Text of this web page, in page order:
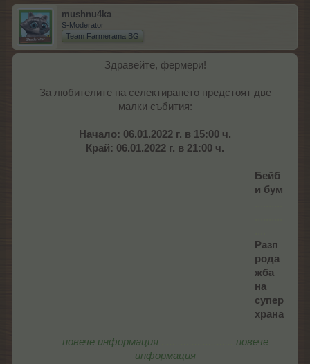
mushnu4ka
S-Moderator
Team Farmerama BG
Здравейте, фермери!
За любителите на селектирането предстоят две
малки събития:
Начало: 06.01.2022 г. в 15:00 ч.
Край: 06.01.2022 г. в 21:00 ч.
Бейб
и бум
Разп
рода
жба
на
супер
храна
повече информация
повече
информация